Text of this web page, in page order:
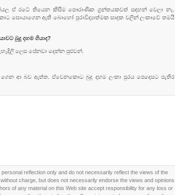
ඒ රටේ තියෙන කිසිම පෞරාණික ග්‍රන්තයකවත් සඳහන් වෙලා නැ.
සොයාගෙන ඇති බොහෝ පුරාවිද්‍යාත්මක සාදක වලින් ලංකාවේ තමයි
බුදු දහම ගියාද?
ලෙස පේනවා දෙන්න පුළුවන්.
ආ බව ඇත්ත. ඒවෙනකොට බුදු දහම ලංකා පුරය පෙදෙසට පැතිර
reflection only and do not necessarily reflect the views of the
charge, but does not necessarily endorse the views and opinions
of any material on this Web site accept responsibility for any loss or